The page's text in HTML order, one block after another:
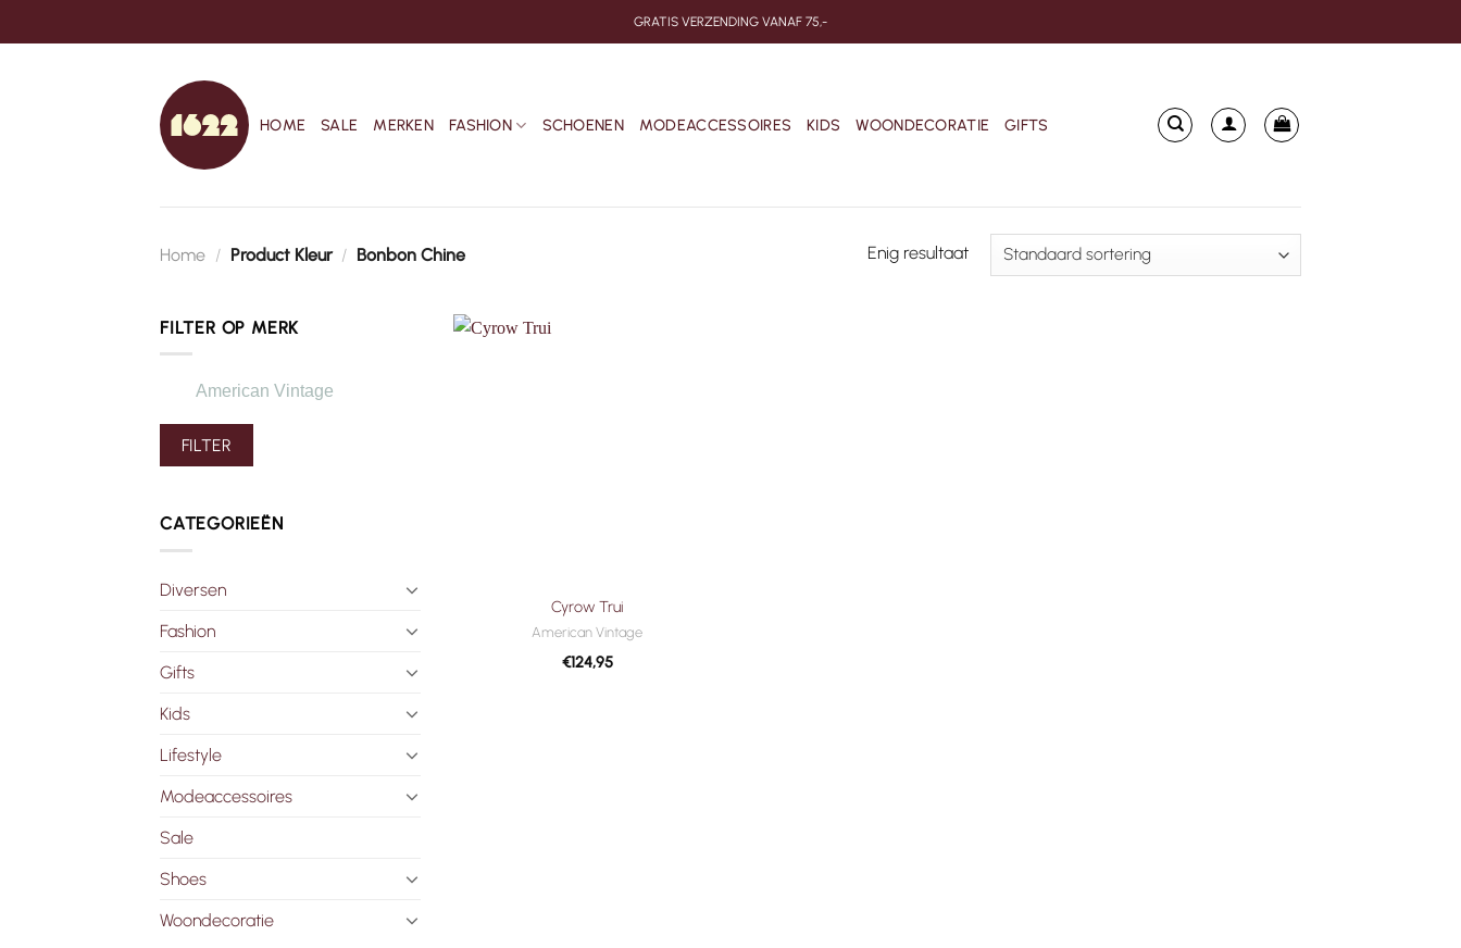
naar
GRATIS VERZENDING VANAF 75,-
HOME SALE MERKEN FASHION SCHOENEN MODEACCESSOIRES KIDS WOONDECORATIE GIFTS
Home / Product Kleur / Bonbon Chine Enig resultaat
FILTER OP MERK
American Vintage
FILTER
CATEGORIEËN
Diversen
Fashion
Gifts
Kids
Lifestyle
Modeaccessoires
Sale
Shoes
Woondecoratie
Cyrow Trui
American Vintage
€124,95